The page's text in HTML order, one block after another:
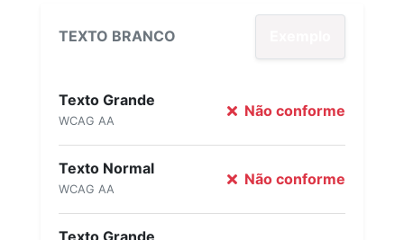
TEXTO BRANCO
Texto Grande
WCAG AA
Não conforme
Texto Normal
WCAG AA
Não conforme
Texto Grande